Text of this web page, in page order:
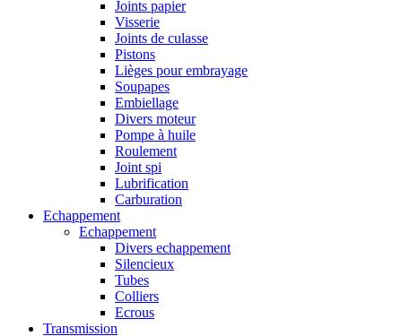
Joints papier
Visserie
Joints de culasse
Pistons
Lièges pour embrayage
Soupapes
Embiellage
Divers moteur
Pompe à huile
Roulement
Joint spi
Lubrification
Carburation
Echappement
Echappement
Divers echappement
Silencieux
Tubes
Colliers
Ecrous
Transmission